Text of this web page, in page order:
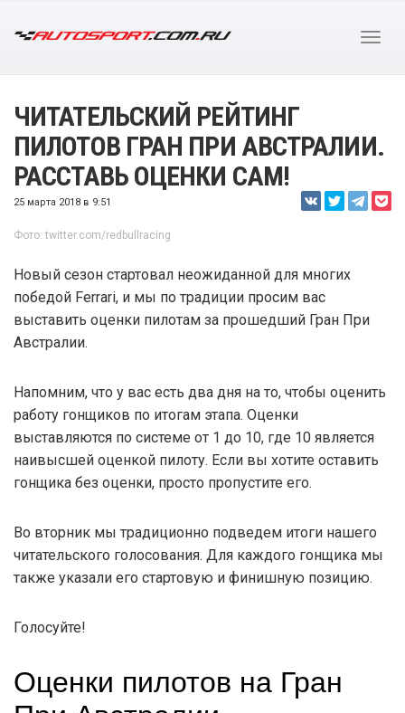
ЧИТАТЕЛЬСКИЙ РЕЙТИНГ
ПИЛОТОВ ГРАН ПРИ АВСТРАЛИИ.
РАССТАВЬ ОЦЕНКИ САМ!
25 марта 2018 в 9:51
Фото: twitter.com/redbullracing
Новый сезон стартовал неожиданной для многих
победой Ferrari, и мы по традиции просим вас
выставить оценки пилотам за прошедший Гран При
Австралии.
Напомним, что у вас есть два дня на то, чтобы оценить
работу гонщиков по итогам этапа. Оценки
выставляются по системе от 1 до 10, где 10 является
наивысшей оценкой пилоту. Если вы хотите оставить
гонщика без оценки, просто пропустите его.
Во вторник мы традиционно подведем итоги нашего
читательского голосования. Для каждого гонщика мы
также указали его стартовую и финишную позицию.
Голосуйте!